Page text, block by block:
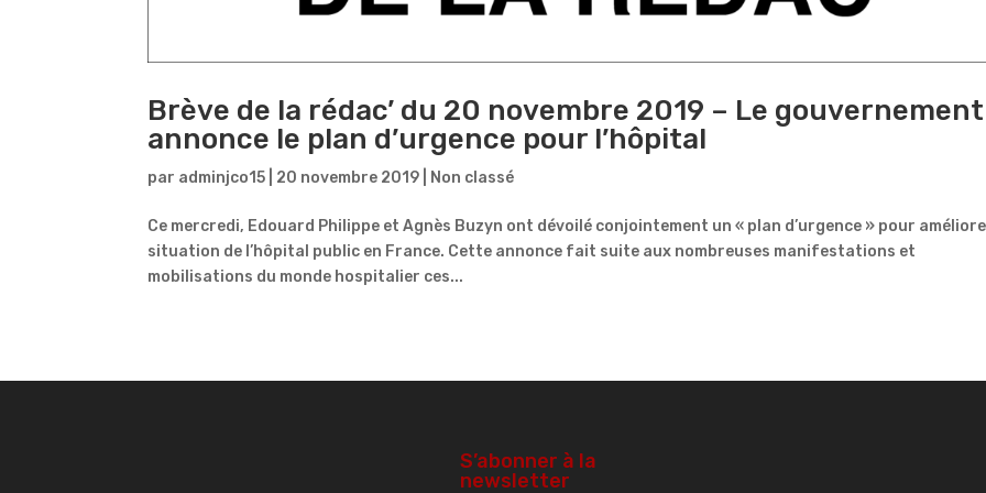
Brève de la rédac’ du 20 novembre 2019 – Le gouvernement
annonce le plan d’urgence pour l’hôpital
par adminjco15 20 novembre 2019 Non classé
Ce mercredi, Edouard Philippe et Agnès Buzyn ont dévoilé conjointement un « plan d’urgence » pour
situation de l’hôpital public en France. Cette annonce fait suite aux nombreuses manifestations et
mobilisations du monde hospitalier ces...
S’abonner à la
newsletter